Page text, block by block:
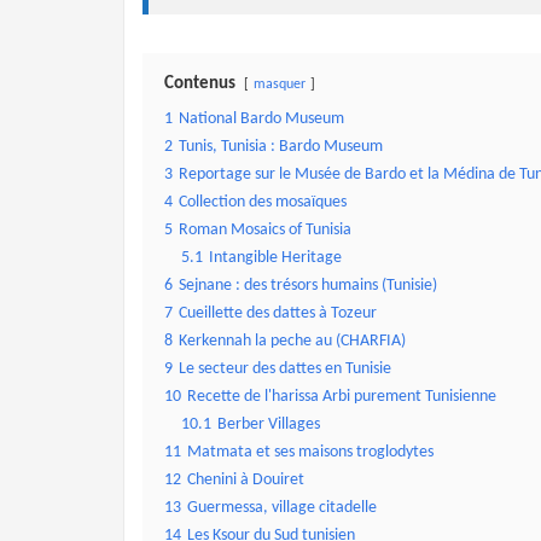
Contenus masquer
1 National Bardo Museum
2 Tunis, Tunisia : Bardo Museum
3 Reportage sur le Musée de Bardo et la Médina de
4 Collection des mosaïques
5 Roman Mosaics of Tunisia
5.1
Intangible Heritage
6 Sejnane : des trésors humains (Tunisie)
7 Cueillette des dattes à Tozeur
8 Kerkennah la peche au (CHARFIA)
9 Le secteur des dattes en Tunisie
10 Recette de l'harissa Arbi purement Tunisienne
10.1 Berber Villages
11 Matmata et ses maisons troglodytes
12 Chenini à Douiret
13 Guermessa, village citadelle
14 Les Ksour du Sud tunisien